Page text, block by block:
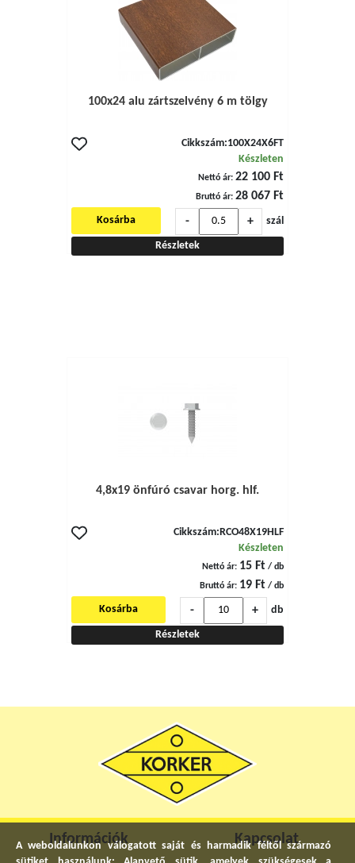
100x24 alu zártszelvény 6 m tölgy
Cikkszám:100X24X6FT
Készleten
Nettó ár: 22 100 Ft
Bruttó ár: 28 067 Ft
-
+ szál
Kosárba
Részletek
4,8x19 önfúró csavar horg. hlf.
Cikkszám: RCO48X19HLF
Készleten
Nettó ár: 15 Ft / db
Bruttó ár: 19 Ft / db
- + db
Kosárba
Részletek
Információk Kapcsolat
A weboldalunkon válogatott saját és harmadik féltől származó